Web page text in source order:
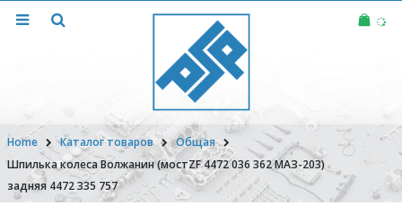
Home Каталог товаров
Общая
Шпилька колеса Волжанин (мостZF 4472 036 362 МАЗ-203)
задняя 4472 335 757